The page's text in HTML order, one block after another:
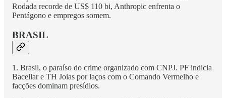
Rodada recorde de US$ 110 bi, Anthropic enfrenta o
Pentágono e empregos somem.
BRASIL
1. Brasil, o paraíso do crime organizado com CNPJ. PF indicia
Bacellar e TH Joias por laços com o Comando Vermelho e
facções dominam presídios.